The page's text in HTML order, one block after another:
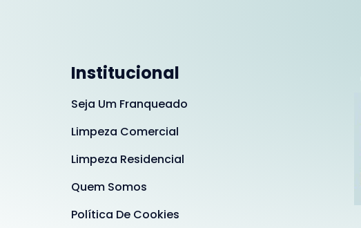
Institucional
Seja Um Franqueado
Limpeza Comercial
Limpeza Residencial
Quem Somos
Política De Cookies